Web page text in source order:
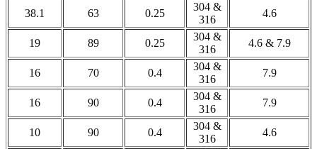
38.1 63 0.25
304 &
316
4.6
19 89 0.25
304 &
316
4.6 & 7.9
16 70 0.4
304 &
316
7.9
16 90 0.4
304 &
316
7.9
10 90 0.4
304 &
316
4.6